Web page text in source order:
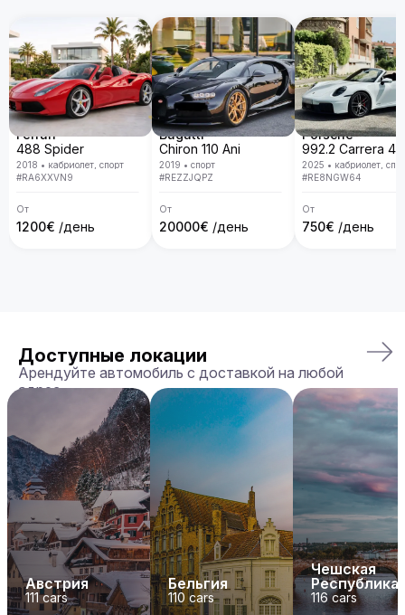
Ferrari
488 Spider
2018 • кабриолет, спорт
#RA6XXVN9
От
1200€ /день
Bugatti
Chiron 110 Ani
2019 • спорт
#REZZJQPZ
От
20000€ /день
Porsche
2025 • кабриолет,
#RE8NGW64
От
750€ /день
Доступные локации
Арендуйте автомобиль с доставкой на любой
адрес
Австрия
111cars
Бельгия
110 cars
Чешская
Республика
116cars